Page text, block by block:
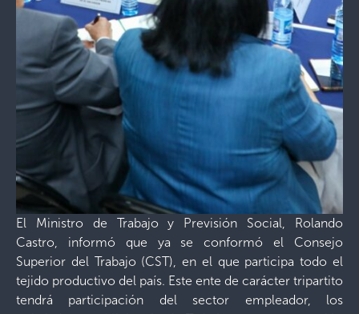
El Ministro de Trabajo y Previsión Social, Rolando
Castro, informó que ya se conformó el Consejo
Superior del Trabajo (CST), en el que participa todo el
tejido productivo del país. Este ente de carácter tripartito
tendrá participación del sector empleador, los